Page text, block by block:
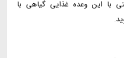
با این وعده غذایی گیاهی با